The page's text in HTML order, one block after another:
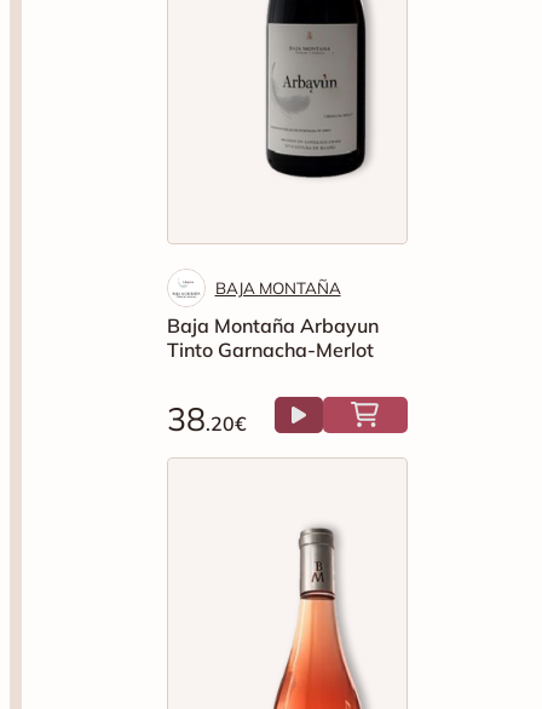
BAJA MONTAÑA
Baja Montaña Arbayun
Tinto Garnacha-Merlot
38.20€